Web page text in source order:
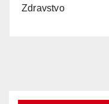
Zdravstvo